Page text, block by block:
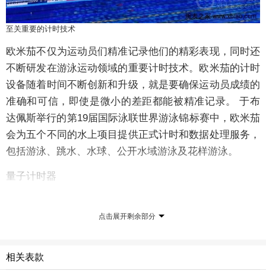
至关重要的计时技术
欧米茄不仅为运动员们精准记录他们的精彩表现，同时还
不断研发在游泳运动领域的重要计时技术。欧米茄的计时
设备随着时间不断创新和升级，就是要确保运动员成绩的
准确和可信，即使是微小的差距都能被精准记录。 于布
达佩斯举行的第19届国际泳联世界游泳锦标赛中，欧米茄
会为五个不同的水上项目提供正式计时和数据处理服务，
包括游泳、跳水、水球、公开水域游泳及花样游泳。
量子计时器
子计时器为赛事计时，分辨率提升至百万分之一秒。
点击展开剩余部分
相关表款